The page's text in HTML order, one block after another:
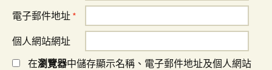
電子郵件地址 *
個人網站網址
在瀏覽器中儲存顯示名稱、電子郵件地址及個人網站